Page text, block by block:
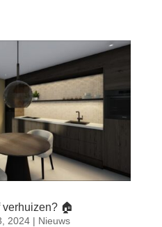
verhuizen? 🏠
2024| Nieuws